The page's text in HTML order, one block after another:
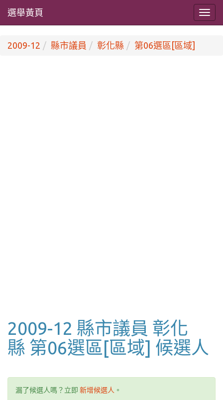
選舉黃頁
2009-12 縣市議員 彰化縣 第06選區[區域]
2009-12 縣市議員 彰化
縣 第06選區[區域] 候選人
漏了候選人嗎？立即 新增候選人 。